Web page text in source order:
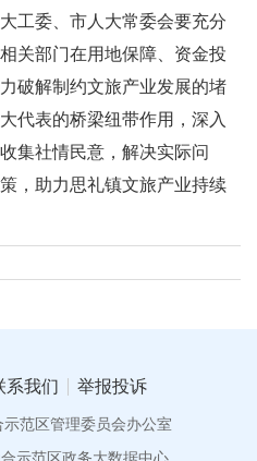
工委、市人大常委会要充分
关部门在用地保障、资金投
破解制约文旅产业发展的堵
代表的桥梁纽带作用，深入
集社情民意，解决实际问
，助力思礼镇文旅产业持续
系我们 举报投诉
范区管理委员会办公室